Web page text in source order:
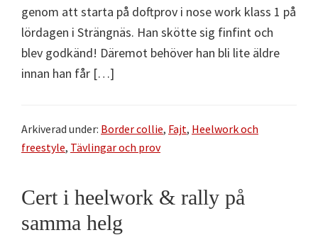
genom att starta på doftprov i nose work klass 1 på
lördagen i Strängnäs. Han skötte sig finfint och
blev godkänd! Däremot behöver han bli lite äldre
innan han får […]
Arkiverad under: Border collie, Fajt, Heelwork och
freestyle, Tävlingar och prov
Cert i heelwork & rally på
samma helg